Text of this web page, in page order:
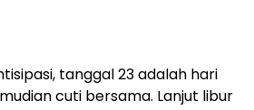
tanggal 23 adalah hari
cuti bersama. Lanjut libur